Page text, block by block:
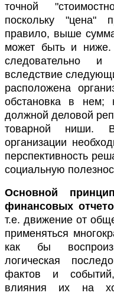
точной
поскольку "цена"
правило, выше
может быть и ниже.
следовательно и
вследствие
расположена
обстановка в нем;
должной деловой
товарной ниши. В
организации
перспективность
социальную
Основной
финансовых
т.е. движение от
применяться
как бы
логическая
фактов и
влияния их на